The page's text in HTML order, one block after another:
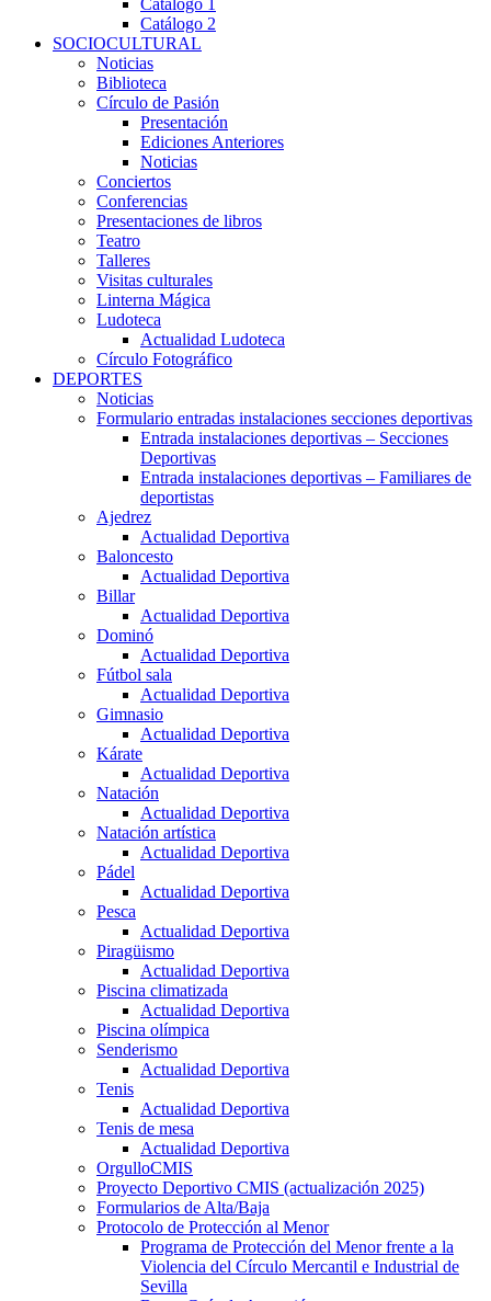
Catálogo 1
Catálogo 2
SOCIOCULTURAL
Noticias
Biblioteca
Círculo de Pasión
Presentación
Ediciones Anteriores
Noticias
Conciertos
Conferencias
Presentaciones de libros
Teatro
Talleres
Visitas culturales
Linterna Mágica
Ludoteca
Actualidad Ludoteca
Círculo Fotográfico
DEPORTES
Noticias
Formulario entradas instalaciones secciones deportivas
Entrada instalaciones deportivas – Secciones
Deportivas
Entrada instalaciones deportivas – Familiares de
deportistas
Ajedrez
Actualidad Deportiva
Baloncesto
Actualidad Deportiva
Billar
Actualidad Deportiva
Dominó
Actualidad Deportiva
Fútbol sala
Actualidad Deportiva
Gimnasio
Actualidad Deportiva
Kárate
Actualidad Deportiva
Natación
Actualidad Deportiva
Natación artística
Actualidad Deportiva
Pádel
Actualidad Deportiva
Pesca
Actualidad Deportiva
Piragüismo
Actualidad Deportiva
Piscina climatizada
Actualidad Deportiva
Piscina olímpica
Senderismo
Actualidad Deportiva
Tenis
Actualidad Deportiva
Tenis de mesa
Actualidad Deportiva
OrgulloCMIS
Proyecto Deportivo CMIS (actualización 2025)
Formularios de Alta/Baja
Protocolo de Protección al Menor
Programa de Protección del Menor frente a la
Violencia del Círculo Mercantil e Industrial de
Sevilla